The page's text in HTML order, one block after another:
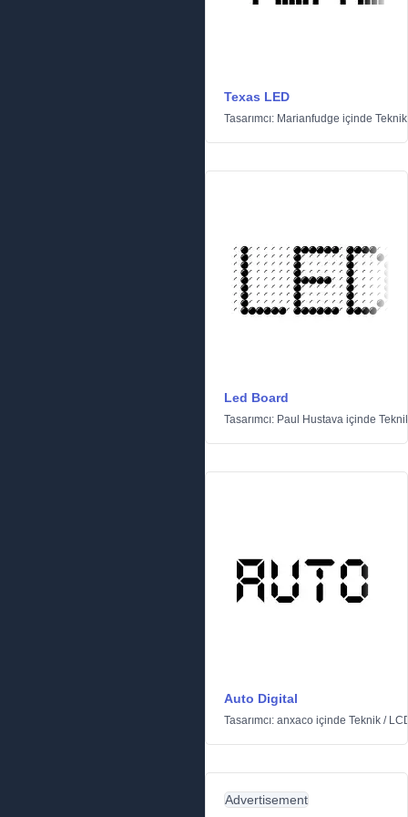
Texas LED
Tasarımcı: Marianfudge içinde Teknik
Led Board
Tasarımcı: Paul Hustava içinde
Auto Digital
Tasarımcı: anxaco içinde Teknik /
Advertisement